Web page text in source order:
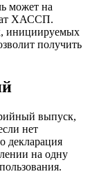
может на
ХАССП.
инициируемых
получить
выпуск,
нет
декларация
на одну